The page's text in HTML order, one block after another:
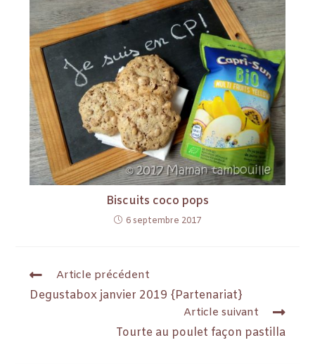
Biscuits coco pops
6 septembre 2017
Article précédent
Degustabox janvier 2019 {Partenariat}
Article suivant
Tourte au poulet façon pastilla